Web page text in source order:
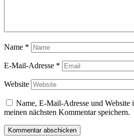
Name *
E-Mail-Adresse *
Website
Name, E-Mail-Adresse und Website
meinen nächsten Kommentar speichern.